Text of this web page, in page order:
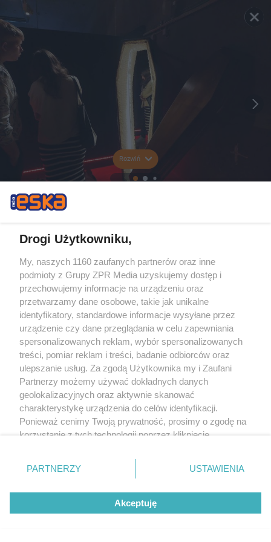
Rozwiń
Drogi Użytkowniku,
My, naszych 1160 zaufanych partnerów oraz inne
podmioty z Grupy ZPR Media uzyskujemy dostęp i
przechowujemy informacje na urządzeniu oraz
przetwarzamy dane osobowe, takie jak unikalne
identyfikatory, standardowe informacje wysyłane przez
urządzenie czy dane przeglądania w celu zapewniania
spersonalizowanych reklam, wybór spersonalizowanych
treści, pomiar reklam i treści, badanie odbiorców oraz
ulepszanie usług. Za zgodą Użytkownika my i Zaufani
Partnerzy możemy używać dokładnych danych
geolokalizacyjnych oraz aktywnie skanować
charakterystykę urządzenia do celów identyfikacji.
Ponieważ cenimy Twoją prywatność, prosimy o zgodę na
korzystanie z tych technologii poprzez kliknięcie
zmienić/wycofać klikając przycisk ustawień prywatności
znajdujący się w lewym dolnym rogu strony
rodzaje przetwarzania danych nie wymagają zgody
użytkownika, ale masz prawo sprzeciwić się takiemu
przetwarzaniu. Preferencje będą miały zastosowanie tylko
PARTNERZY USTAWIENIA
Akceptuję